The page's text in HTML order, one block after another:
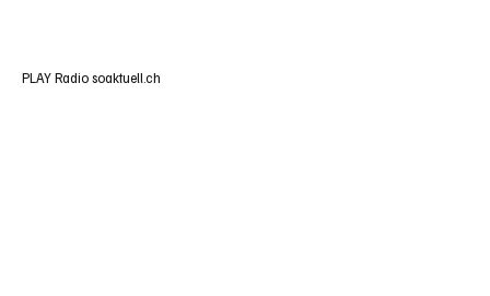
PLAY Radio soaktuell.ch